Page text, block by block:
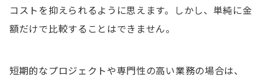
コストを抑えられるように思えます。しかし、単純に金
額だけで比較することはできません。
短期的なプロジェクトや専門性の高い業務の場合は、